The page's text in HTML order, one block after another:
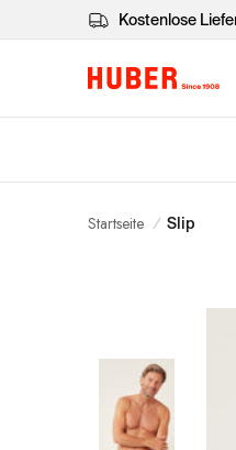
Kostenlose
Startseite / Slip